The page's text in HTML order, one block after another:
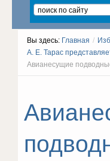
Вы здесь: Главная /
А. Е. Тарас
Авианесущие